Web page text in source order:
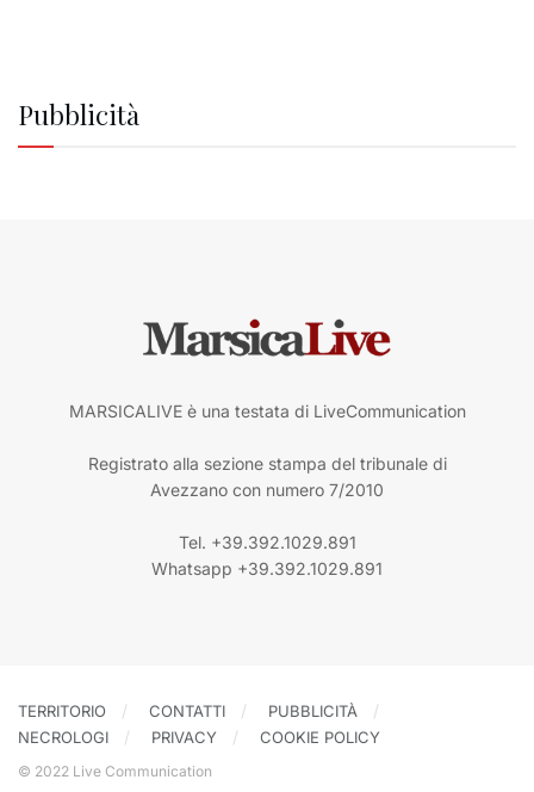
Pubblicità
MARSICALIVE è una testata di LiveCommunication
Registrato alla sezione stampa del tribunale di
Avezzano con numero 7/2010
Tel. +39.392.1029.891
Whatsapp +39.392.1029.891
TERRITORIO CONTATTI
PUBBLICITÀ
NECROLOGI
PRIVACY COOKIE POLICY
© 2022 Live Communication